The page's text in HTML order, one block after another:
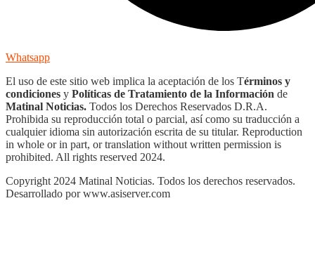
Whatsapp
El uso de este sitio web implica la aceptación de los Términos y
condiciones y Políticas de Tratamiento de la Información de
Matinal Noticias. Todos los Derechos Reservados D.R.A.
Prohibida su reproducción total o parcial, así como su traducción a
cualquier idioma sin autorización escrita de su titular. Reproduction
in whole or in part, or translation without written permission is
prohibited. All rights reserved 2024.
Copyright 2024 Matinal Noticias. Todos los derechos reservados.
Desarrollado por www.asiserver.com